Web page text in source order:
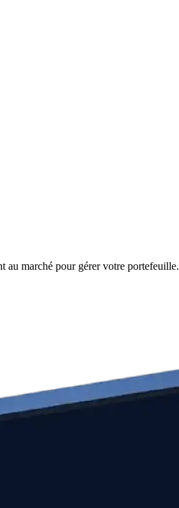
au marché pour gérer votre portefeuille.